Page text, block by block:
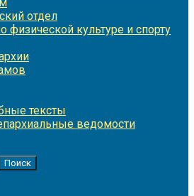
отдел
физической культуре и спорту
тексты
ведомости